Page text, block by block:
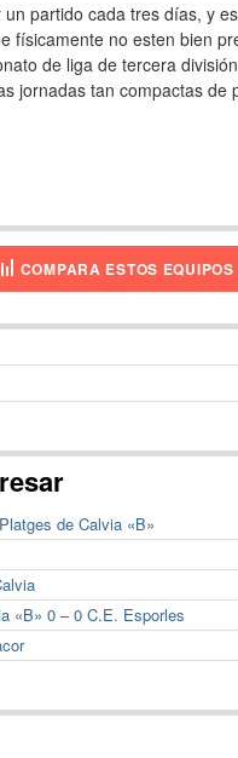
partido cada tres días, y
físicamente no esten bien
de liga de tercera
jornadas tan compactas de
COMPARA ESTOS EQUIPOS
de Calvia «B»
«B» 0 – 0 C.E. Esporles